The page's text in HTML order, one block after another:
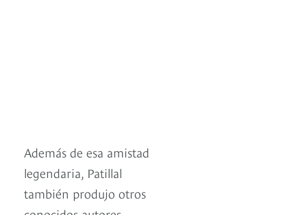
Además de esa amistad
legendaria, Patillal
también produjo otros